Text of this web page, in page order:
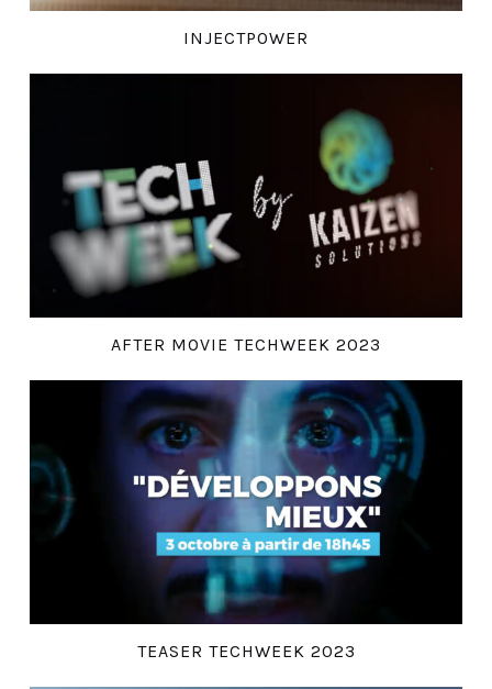
INJECTPOWER
AFTER MOVIE TECHWEEK 2023
TEASER TECHWEEK 2023